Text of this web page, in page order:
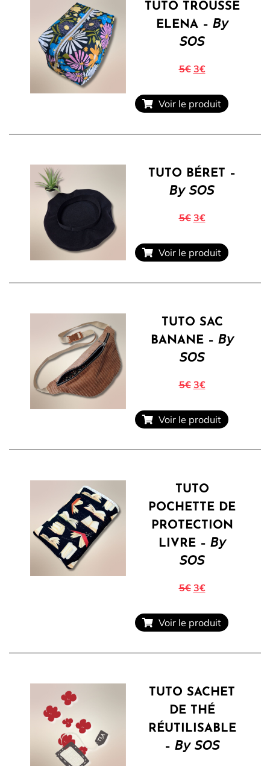
TUTO TROUSSE
ELENA – 𝘉𝘺
𝘚𝘖𝘚
5€ 3€
Voir le produit
TUTO BÉRET –
𝘉𝘺 𝘚𝘖𝘚
5€ 3€
Voir le produit
TUTO SAC
BANANE – 𝘉𝘺
𝘚𝘖𝘚
5€ 3€
Voir le produit
TUTO
POCHETTE DE
PROTECTION
LIVRE – 𝘉𝘺
𝘚𝘖𝘚
5€ 3€
Voir le produit
TUTO SACHET
DE THÉ
RÉUTILISABLE
– 𝘉𝘺 𝘚𝘖𝘚